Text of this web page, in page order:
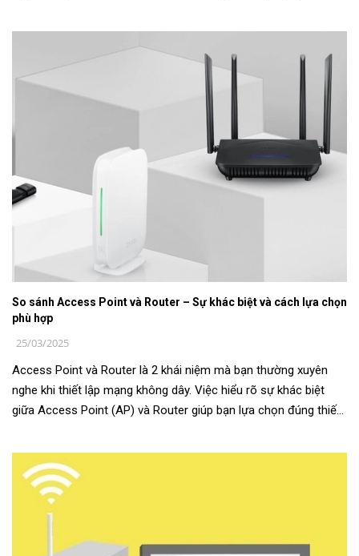
So sánh Access Point và Router – Sự khác biệt và cách lựa chọn
phù hợp
25/03/2025
Access Point và Router là 2 khái niệm mà bạn thường xuyên
nghe khi thiết lập mạng không dây. Việc hiểu rõ sự khác biệt
giữa Access Point (AP) và Router giúp bạn lựa chọn đúng thiết